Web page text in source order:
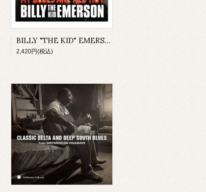
BILLY "THE KID" EMERSON/ MY BLUES ARE RED HOT(CD-R)
2,420円(税込)